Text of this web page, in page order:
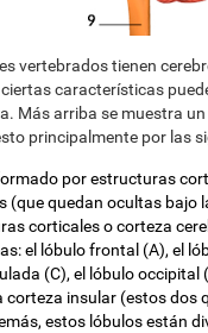
vertebrados tienen
características
Más arriba se muestra
principalmente por las
por estructuras
(que quedan ocultas bajo
corticales o corteza
el lóbulo frontal (A), el
(C), el lóbulo occipital
corteza insular (estos dos
estos lóbulos están